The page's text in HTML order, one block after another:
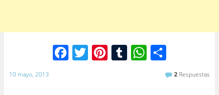
F T Pi T W
o
m
10 mayo, 2013 2 Respuestas